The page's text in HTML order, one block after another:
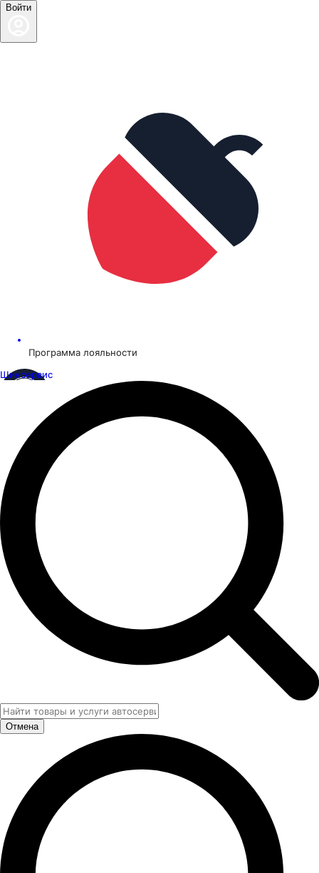
Войти
Программа лояльности
Шинсервис
Отмена